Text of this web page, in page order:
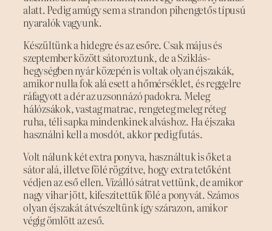
alatt. Pedig amúgy sem a strandon pihengetős típusú
nyaralók vagyunk.
Készültünk a hidegre és az esőre. Csak május és
szeptember között sátoroztunk, de a Sziklás-
hegységben nyár közepén is voltak olyan éjszakák,
amikor nulla fok alá esett a hőmérséklet, és reggelre
ráfagyott a dér az uzsonnázó padokra. Meleg
hálózsákok, vastag matrac, rengeteg meleg réteg
ruha, téli sapka mindenkinek alváshoz. Ha éjszaka
használni kell a mosdót, akkor pedig futás.
Volt nálunk két extra ponyva, használtuk is őket a
sátor alá, illetve fölé rögzítve, hogy extra tetőként
védjen az eső ellen. Vízálló sátrat vettünk, de amikor
nagy vihar jött, kifeszítettük fölé a ponyvát. Számos
olyan éjszakát átvészeltünk így szárazon, amikor
végig ömlött az eső.